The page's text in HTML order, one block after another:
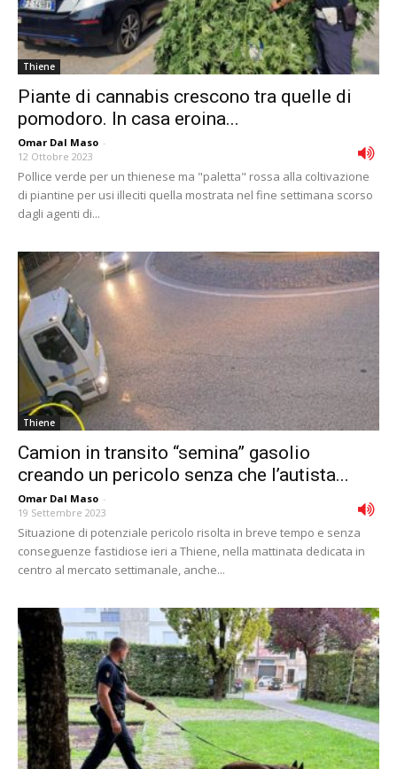
Thiene
Piante di cannabis crescono tra quelle di
pomodoro. In casa eroina...
Omar Dal Maso -
12 Ottobre 2023
Pollice verde per un thienese ma "paletta" rossa alla coltivazione
di piantine per usi illeciti quella mostrata nel fine settimana scorso
dagli agenti di...
Thiene
Camion in transito “semina” gasolio
creando un pericolo senza che l’autista...
Omar Dal Maso -
19 Settembre 2023
Situazione di potenziale pericolo risolta in breve tempo e senza
conseguenze fastidiose ieri a Thiene, nella mattinata dedicata in
centro al mercato settimanale, anche...